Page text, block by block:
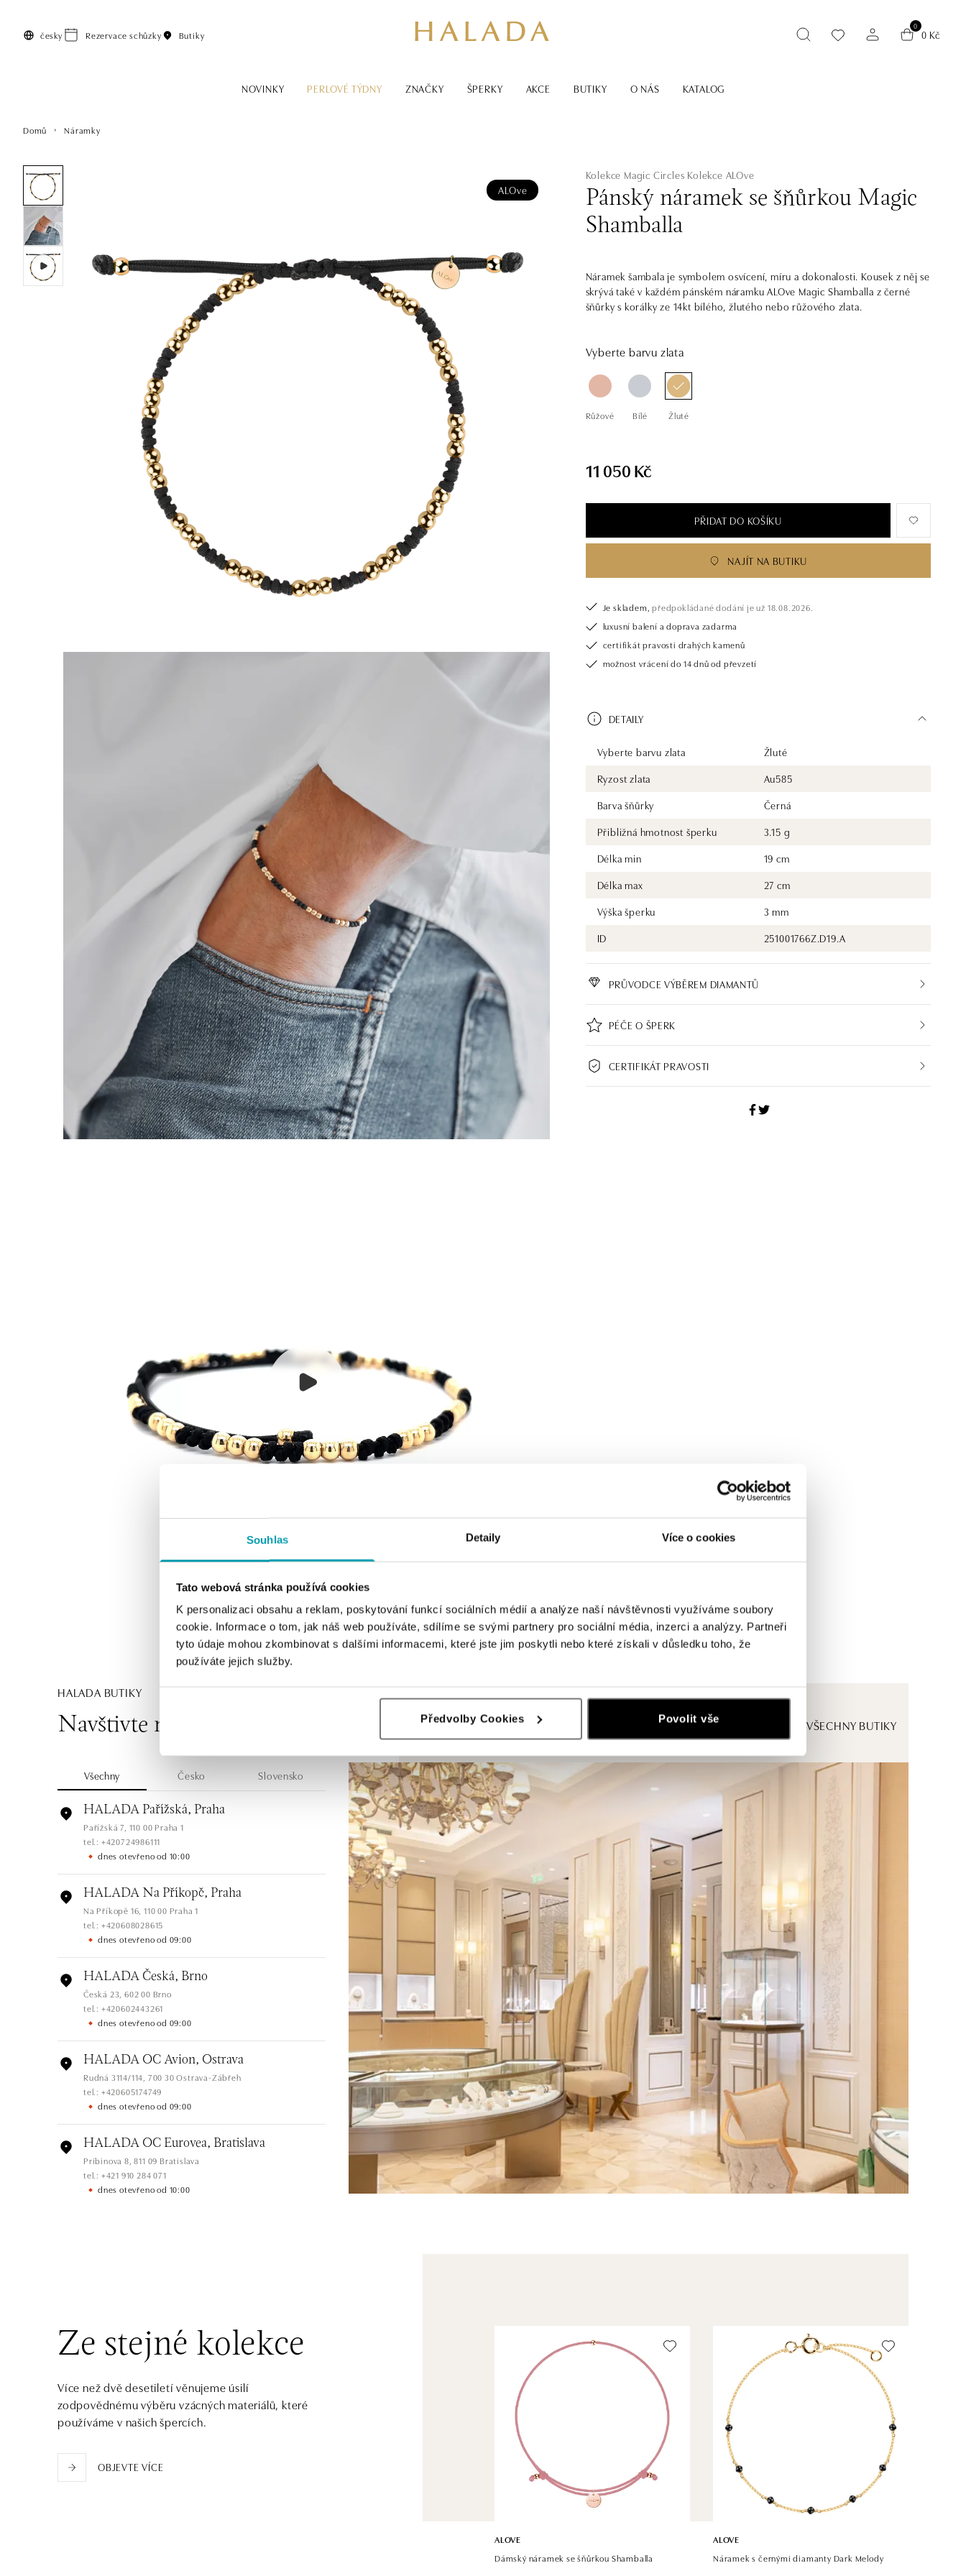
Souhlas Detaily Více o cookies
Tato webová stránka používá cookies
K personalizaci obsahu a reklam, poskytování funkcí sociálních médií a analýze naší návštěvnosti využíváme soubory
cookie. Informace o tom, jak náš web používáte, sdílíme se svými partnery pro sociální média, inzerci a analýzy. Partneři
tyto údaje mohou zkombinovat s dalšími informacemi, které jste jim poskytli nebo které získali v důsledku toho, že
používáte jejich služby.
Předvolby Cookies Povolit vše
česky Rezervace schůzky Butiky
0
0 Kč
NOVINKY PERLOVÉ TÝDNY ZNAČKY ŠPERKY AKCE BUTIKY O NÁS KATALOG
Domů Náramky
ALOve
Kolekce Magic Circles Kolekce ALOve
Pánský náramek se šňůrkou Magic
Shamballa
Náramek šambala je symbolem osvícení, míru a dokonalosti. Kousek z něj se
skrývá také v každém pánském náramku ALOve Magic Shamballa z černé
šňůrky s korálky ze 14kt bílého, žlutého nebo růžového zlata.
Vyberte barvu zlata
Růžové Bílé Žluté
11 050 Kč
PŘIDAT DO KOŠÍKU
NAJÍT NA BUTIKU
Je skladem, předpokládané dodání je už 18.08.2026.
luxusní balení a doprava zadarma
certifikát pravosti drahých kamenů
možnost vrácení do 14 dnů od převzetí
DETAILY
Vyberte barvu zlata
Žluté
Ryzost zlata
Au585
Barva šňůrky
Černá
Přibližná hmotnost šperku
3.15 g
Délka min
19 cm
Délka max
27 cm
Výška šperku
3 mm
ID
251001766Z.D19.A
PRŮVODCE VÝBĚREM DIAMANTŮ
PÉČE O ŠPERK
CERTIFIKÁT PRAVOSTI
HALADA BUTIKY
Navštivte naše butiky ZOBRAZIT VŠECHNY BUTIKY
Všechny Česko Slovensko
HALADA Pařížská, Praha
Pařížská 7, 110 00 Praha 1
tel.: +420724986111
dnes otevřeno od 10:00
HALADA Na Příkopě, Praha
Na Příkopě 16, 110 00 Praha 1
tel.: +420608028615
dnes otevřeno od 09:00
HALADA Česká, Brno
Česká 23, 602 00 Brno
tel.: +420602443261
dnes otevřeno od 09:00
HALADA OC Avion, Ostrava
Rudná 3114/114, 700 30 Ostrava-Zábřeh
tel.: +420605174749
dnes otevřeno od 09:00
HALADA OC Eurovea, Bratislava
Pribinova 8, 811 09 Bratislava
tel.: +421 910 284 071
dnes otevřeno od 10:00
Einsteinova 18, 851 01 Bratislava
tel.: +421 917 090 891
dnes otevřeno od 10:00
Ze stejné kolekce
Více než dvě desetiletí věnujeme úsilí
zodpovědnému výběru vzácných materiálů, které
používáme v našich špercích.
OBJEVTE VÍCE
ALOVE
Dámský náramek se šňůrkou Shamballa
ALOVE
Náramek s černými diamanty Dark Melody